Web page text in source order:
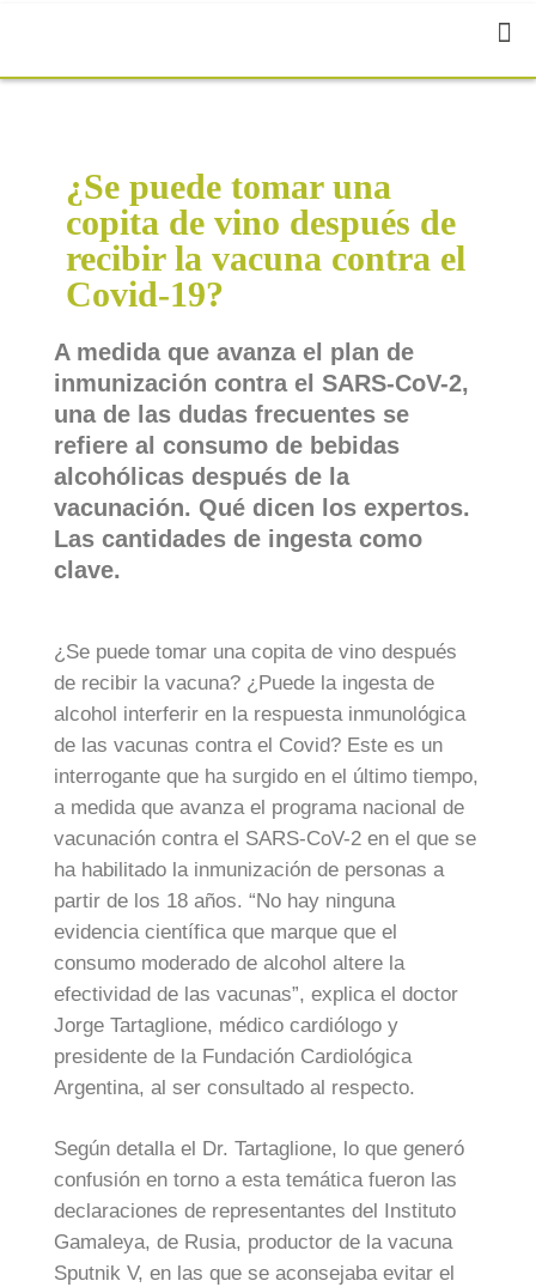
¿Se puede tomar una
copita de vino después de
recibir la vacuna contra el
Covid-19?
A medida que avanza el plan de
inmunización contra el SARS-CoV-2,
una de las dudas frecuentes se
refiere al consumo de bebidas
alcohólicas después de la
vacunación. Qué dicen los expertos.
Las cantidades de ingesta como
clave.
¿Se puede tomar una copita de vino después
de recibir la vacuna? ¿Puede la ingesta de
alcohol interferir en la respuesta inmunológica
de las vacunas contra el Covid? Este es un
interrogante que ha surgido en el último tiempo,
a medida que avanza el programa nacional de
vacunación contra el SARS-CoV-2 en el que se
ha habilitado la inmunización de personas a
partir de los 18 años. “No hay ninguna
evidencia científica que marque que el
consumo moderado de alcohol altere la
efectividad de las vacunas”, explica el doctor
Jorge Tartaglione, médico cardiólogo y
presidente de la Fundación Cardiológica
Argentina, al ser consultado al respecto.
Según detalla el Dr. Tartaglione, lo que generó
confusión en torno a esta temática fueron las
declaraciones de representantes del Instituto
Gamaleya, de Rusia, productor de la vacuna
Sputnik V, en las que se aconsejaba evitar el